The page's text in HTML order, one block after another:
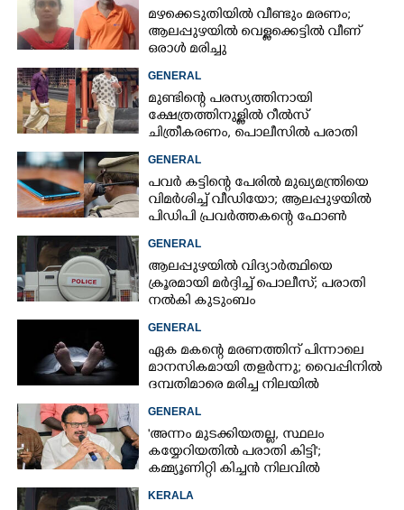
മഴക്കെടുതിയിൽ വീണ്ടും മരണം;
ആലപ്പുഴയിൽ വെള്ളക്കെട്ടിൽ വീണ്
ഒരാൾ മരിച്ചു
GENERAL
മുണ്ടിന്റെ പരസ്യത്തിനായി
ക്ഷേത്രത്തിനുള്ളിൽ റീൽസ്
ചിത്രീകരണം, പൊലീസിൽ പരാതി
GENERAL
പവർ കട്ടിന്റെ പേരിൽ മുഖ്യമന്ത്രിയെ
വിമർശിച്ച് വീഡിയോ; ആലപ്പുഴയിൽ
പിഡിപി പ്രവർത്തകന്റെ ഫോൺ
പൊലീസ് പിടിച്ചെടുത്തു
GENERAL
ആലപ്പുഴയിൽ വിദ്യാർത്ഥിയെ
ക്രൂരമായി മർദ്ദിച്ച് പൊലീസ്; പരാതി
നൽകി കുടുംബം
GENERAL
ഏക മകന്റെ മരണത്തിന് പിന്നാലെ
മാനസികമായി തളർന്നു; വൈപ്പിനിൽ
ദമ്പതിമാരെ മരിച്ച നിലയിൽ
കണ്ടെത്തി
GENERAL
'അന്നം മുടക്കിയതല്ല, സ്ഥലം
കയ്യേറിയതിൽ പരാതി കിട്ടി';
കമ്മ്യൂണിറ്റി കിച്ചൻ നിലവിൽ
ആലപ്പുഴയിൽ മാത്രമെന്ന് മന്ത്രി
KERALA